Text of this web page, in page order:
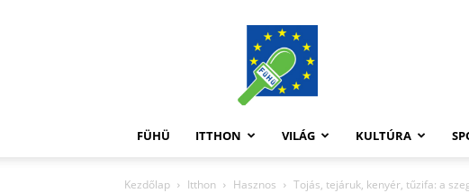
FüHü
FÜHÜ ITTHON VILÁG KULTÚRA
Kezdőlap Itthon Hasznos Tojás, tejáruk, kenyér, tűzifa: a